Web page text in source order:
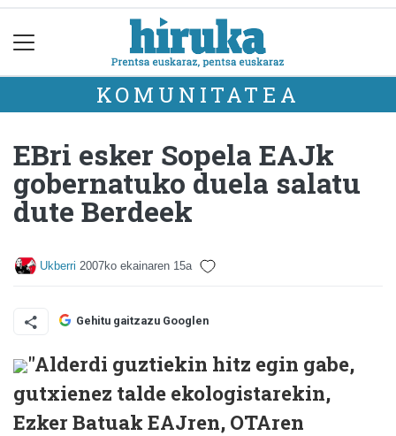
KOMUNITATEA
EBri esker Sopela EAJk
gobernatuko duela salatu
dute Berdeek
Ukberri 2007ko ekainaren 15a
Gehitu gaitzazu Googlen
"Alderdi guztiekin hitz egin gabe,
gutxienez talde ekologistarekin,
Ezker Batuak EAJren, OTAren